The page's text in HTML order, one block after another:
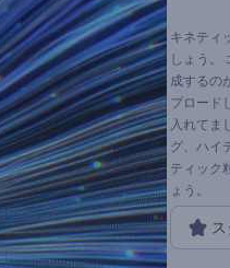
キネティ
しょう。
成するの
プロード
入れてま
グ、ハイ
ティック
ょう。